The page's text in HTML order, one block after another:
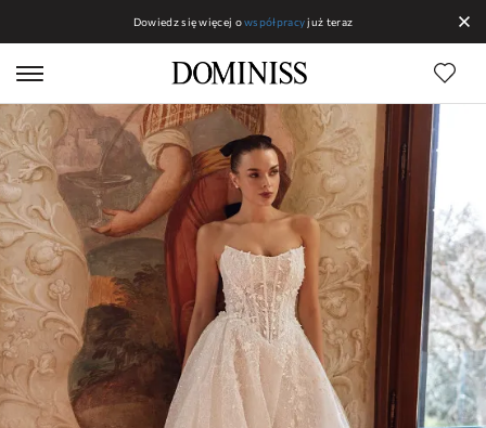
Dowiedz się więcej owspółpracyjuż teraz
Linias DOMINISS